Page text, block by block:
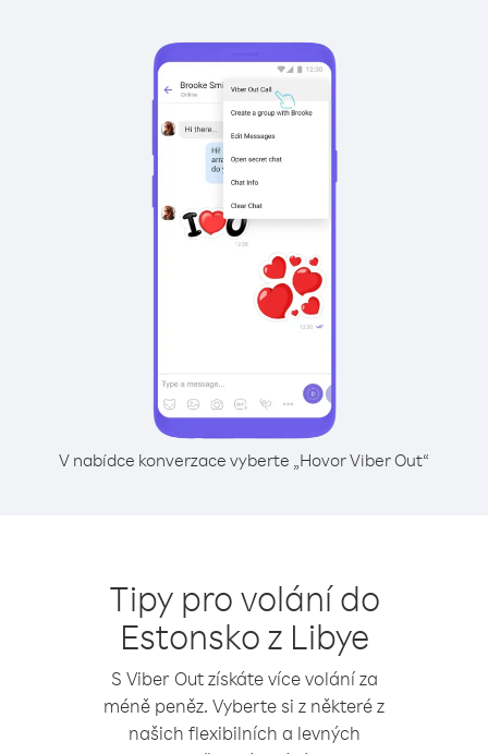
V nabídce konverzace vyberte „Hovor Viber Out“
Tipy pro volání do
Estonsko z Libye
S Viber Out získáte více volání za
méně peněz. Vyberte si z některé z
našich flexibilních a levných